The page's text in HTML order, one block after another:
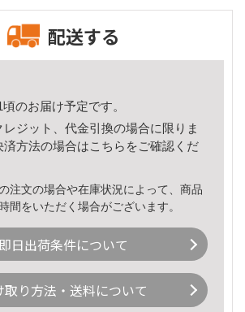
配送する
のお届け予定です。
ジット、代金引換の場合に限りま
方法の場合はこちら をご確認くだ
注文の場合や在庫状況によって、商品
間をいただく場合がございます。
即日出荷条件について
取り方法・送料について